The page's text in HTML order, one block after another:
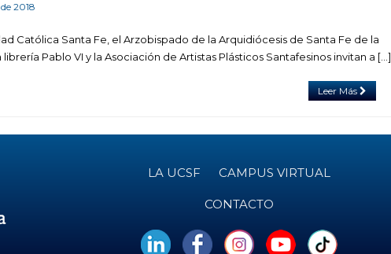
2018
Católica Santa Fe, el Arzobispado de la Arquidiócesis de Santa Fe de la
librería Pablo VI y la Asociación de Artistas Plásticos Santafesinos invitan a […]
Leer Más
LA UCSF CAMPUS VIRTUAL
CONTACTO